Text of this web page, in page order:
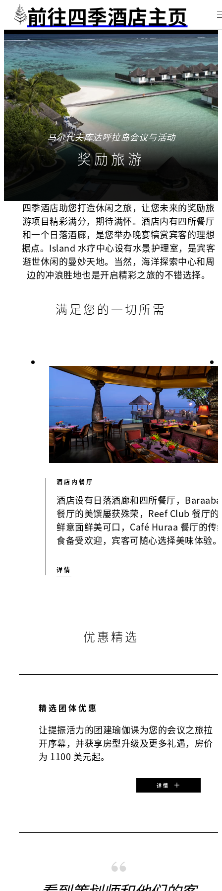
前往四季酒店主页
马尔代夫库达呼拉岛会议与活动
奖励旅游
四季酒店助您打造休闲之旅，让您未来的奖励旅
游项目精彩满分，期待满怀。酒店内有四所餐厅
和一个日落酒廊，是您举办晚宴犒赏宾客的理想
据点。Island 水疗中心设有水景护理室，是宾客
避世休闲的曼妙天地。当然，海洋探索中心和周
边的冲浪胜地也是开启精彩之旅的不错选择。
满足您的一切所需
酒店内餐厅
酒店设有日落酒廊和四所餐厅，
餐厅的美馔屡获殊荣，Reef Club 餐厅的
鲜意面鲜美可口，Café Huraa 餐厅的传
食备受欢迎，宾客可随心选择美味体验。
详情
优惠精选
精选团体优惠
让提振活力的团建瑜伽课为您的会议之旅拉
开序幕，并获享房型升级及更多礼遇，房价
为 1100 美元起。
详情
特惠起始价：